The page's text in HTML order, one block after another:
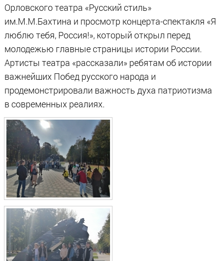
Орловского театра «Русский стиль»
им.М.М.Бахтина и просмотр концерта-спектакля «Я
люблю тебя, Россия!», который открыл перед
молодежью главные страницы истории России.
Артисты театра «рассказали» ребятам об истории
важнейших Побед русского народа и
продемонстрировали важность духа патриотизма
в современных реалиях.